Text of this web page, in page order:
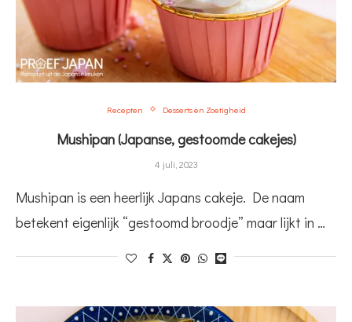
Recepten Desserts en Zoetigheid
Mushipan (Japanse, gestoomde cakejes)
4 juli, 2023
Mushipan is een heerlijk Japans cakeje. De naam
betekent eigenlijk “gestoomd broodje” maar lijkt in …